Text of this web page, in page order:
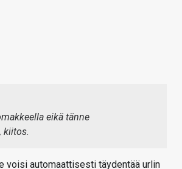
eikä tänne
kiitos.
voisi automaattisesti täydentää urlin